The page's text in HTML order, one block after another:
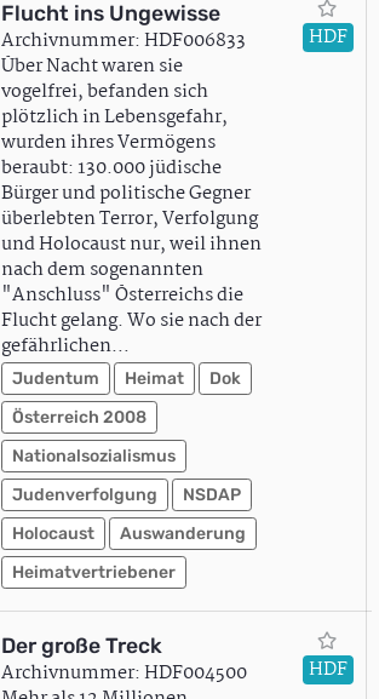
Flucht ins Ungewisse
Archivnummer: HDF006833
Über Nacht waren sie
vogelfrei, befanden sich
plötzlich in Lebensgefahr,
wurden ihres Vermögens
beraubt: 130.000 jüdische
Bürger und politische Gegner
überlebten Terror, Verfolgung
und Holocaust nur, weil ihnen
nach dem sogenannten
"Anschluss" Österreichs die
Flucht gelang. Wo sie nach der
gefährlichen…
Judentum Heimat
Dok
Österreich 2008
Nationalsozialismus
Judenverfolgung
NSDAP
Holocaust
Auswanderung
Heimatvertriebener
HDF
Der große Treck
Archivnummer: HDF004500
HDF